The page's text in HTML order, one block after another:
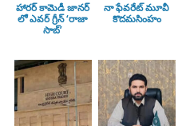
హారర్ కామెడీ జానర్
లో ఎవర్ గ్రీన్ ‘రాజా
సాబ్’
నా ఫేవరేట్ మూవీ
కొదమసింహం